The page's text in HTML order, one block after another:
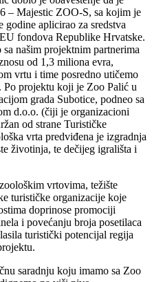
– Majestic ZOO-S, sa kojim je
godine aplicirao za sredstva
fondova Republike Hrvatske.
našim projektnim partnerima
od 1,3 miliona evra,
vrtu i time posredno utičemo
Po projektu koji je Zoo Palić u
grada Subotice, podneo sa
d.o.o. (čiji je organizacioni
od strane Turističke
vrta predviđena je izgradnja
životinja, te dečijeg igrališta i
vrtovima, težište
turističke organizacije koje
doprinose promociji
i povećanju broja posetilaca
turistički potencijal regija
saradnju koju imamo sa Zoo